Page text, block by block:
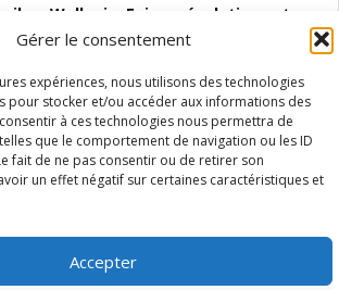
Gérer le consentement
expériences, nous utilisons des technologies
pour stocker et/ou accéder aux informations des
à ces technologies nous permettra de
que le comportement de navigation ou les ID
fait de ne pas consentir ou de retirer son
un effet négatif sur certaines caractéristiques et
Accepter
en Wallonie. Enjeux, évolutions et
des Structures
à l’autocréation d’emploi (SAACE)
infirmier :quels indicateurs